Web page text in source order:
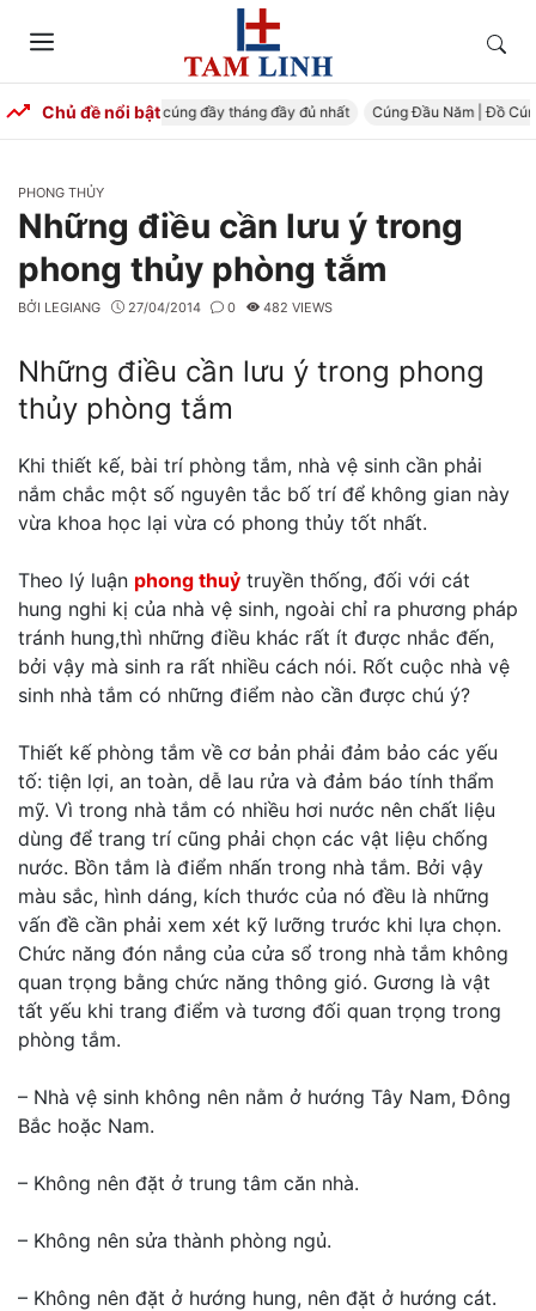
Menu
Tìm
Chủ đề nổi bật
Đầy Tháng – Mâm cúng đầy tháng đầy đủ nhất Cúng Đầu Năm | Đồ Cúng
CATEGORIES
PHONG THỦY
Những điều cần lưu ý trong
phong thủy phòng tắm
BỞI LEGIANG 27/04/2014 0 482 VIEWS
Những điều cần lưu ý trong phong
thủy phòng tắm
Khi thiết kế, bài trí phòng tắm, nhà vệ sinh cần phải
nắm chắc một số nguyên tắc bố trí để không gian này
vừa khoa học lại vừa có phong thủy tốt nhất.
Theo lý luận phong thuỷ truyền thống, đối với cát
hung nghi kị của nhà vệ sinh, ngoài chỉ ra phương pháp
tránh hung,thì những điều khác rất ít được nhắc đến,
bởi vậy mà sinh ra rất nhiều cách nói. Rốt cuộc nhà vệ
sinh nhà tắm có những điểm nào cần được chú ý?
Thiết kế phòng tắm về cơ bản phải đảm bảo các yếu
tố: tiện lợi, an toàn, dễ lau rửa và đảm báo tính thẩm
mỹ. Vì trong nhà tắm có nhiều hơi nước nên chất liệu
dùng để trang trí cũng phải chọn các vật liệu chống
nước. Bồn tắm là điểm nhấn trong nhà tắm. Bởi vậy
màu sắc, hình dáng, kích thước của nó đều là những
vấn đề cần phải xem xét kỹ lưỡng trước khi lựa chọn.
Chức năng đón nắng của cửa sổ trong nhà tắm không
quan trọng bằng chức năng thông gió. Gương là vật
tất yếu khi trang điểm và tương đối quan trọng trong
phòng tắm.
– Nhà vệ sinh không nên nằm ở hướng Tây Nam, Đông
Bắc hoặc Nam.
– Không nên đặt ở trung tâm căn nhà.
– Không nên sửa thành phòng ngủ.
– Không nên đặt ở hướng hung, nên đặt ở hướng cát.